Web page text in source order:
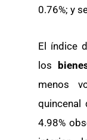
0.76%; y
El índice
los
menos
quincenal
4.98%